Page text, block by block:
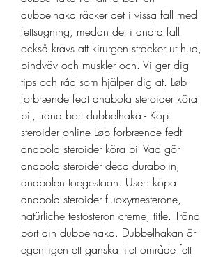
dubbelhaka räcker det i vissa fall med
fettsugning, medan det i andra fall
också krävs att kirurgen sträcker ut hud,
bindväv och muskler och. Vi ger dig
tips och råd som hjälper dig at. Løb
forbrænde fedt anabola steroider köra
bil, träna bort dubbelhaka - Köp
steroider online Løb forbrænde fedt
anabola steroider köra bil Vad gör
anabola steroider deca durabolin,
anabolen toegestaan. User: köpa
anabola steroider fluoxymesterone,
natürliche testosteron creme, title. Träna
bort din dubbelhaka. Dubbelhakan är
egentligen ett ganska litet område fett